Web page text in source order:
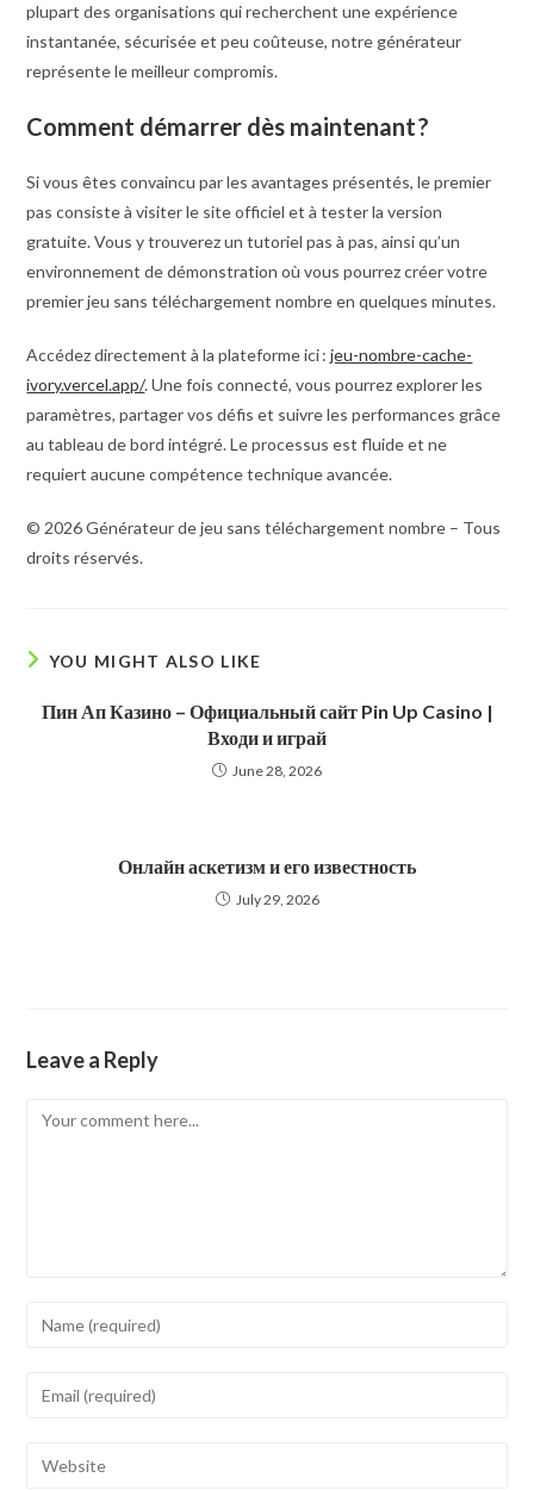
plupart des organisations qui recherchent une expérience
instantanée, sécurisée et peu coûteuse, notre générateur
représente le meilleur compromis.
Comment démarrer dès maintenant ?
Si vous êtes convaincu par les avantages présentés, le premier
pas consiste à visiter le site officiel et à tester la version
gratuite. Vous y trouverez un tutoriel pas à pas, ainsi qu’un
environnement de démonstration où vous pourrez créer votre
premier jeu sans téléchargement nombre en quelques minutes.
Accédez directement à la plateforme ici :jeu-nombre-cache-
ivory.vercel.app/. Une fois connecté, vous pourrez explorer les
paramètres, partager vos défis et suivre les performances grâce
au tableau de bord intégré. Le processus est fluide et ne
requiert aucune compétence technique avancée.
© 2026 Générateur de jeu sans téléchargement nombre – Tous
droits réservés.
YOU MIGHT ALSO LIKE
Пин Ап Казино – Официальный сайт Pin Up Casino |
Входи и играй
June 28, 2026
Онлайн аскетизм и его известность
July 29, 2026
Leave a Reply